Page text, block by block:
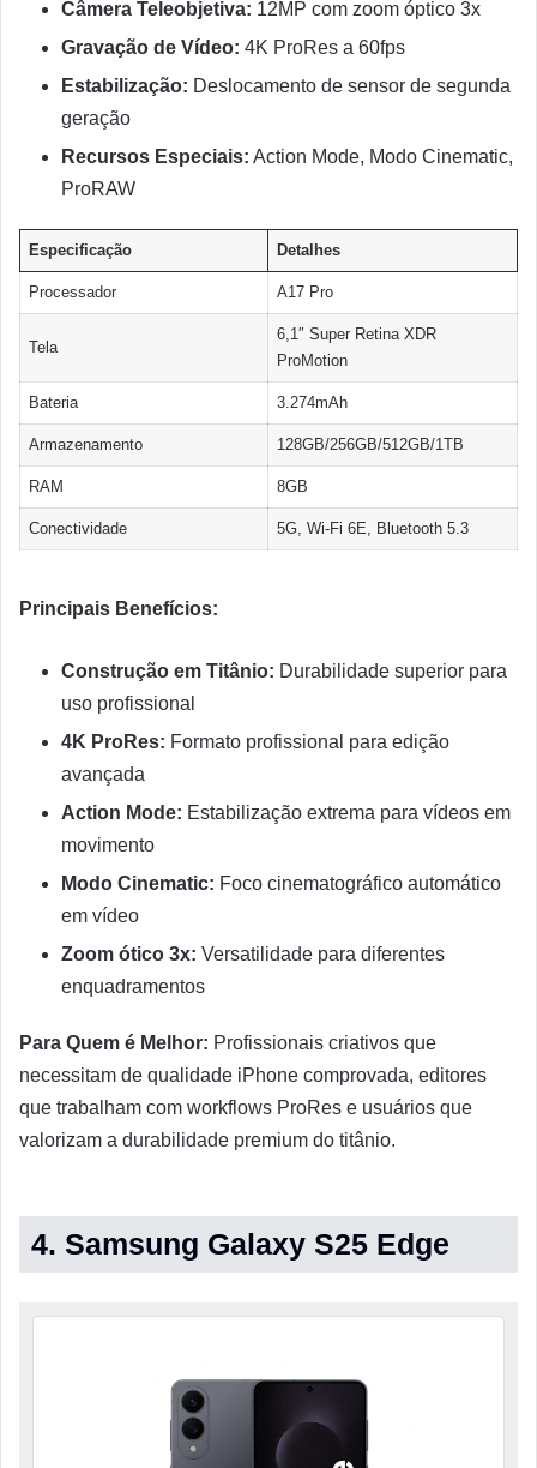
Câmera Teleobjetiva: 12MP com zoom óptico 3x
Gravação de Vídeo: 4K ProRes a 60fps
Estabilização: Deslocamento de sensor de segunda
geração
Recursos Especiais: Action Mode, Modo Cinematic,
ProRAW
Especificação Detalhes
Processador A17 Pro
Tela
6,1″ Super Retina XDR
ProMotion
Bateria 3.274mAh
Armazenamento 128GB/256GB/512GB/1TB
RAM 8GB
Conectividade 5G, Wi-Fi 6E, Bluetooth 5.3
Principais Benefícios:
Construção em Titânio: Durabilidade superior para
uso profissional
4K ProRes: Formato profissional para edição
avançada
Action Mode: Estabilização extrema para vídeos em
movimento
Modo Cinematic: Foco cinematográfico automático
em vídeo
Zoom ótico 3x: Versatilidade para diferentes
enquadramentos
Para Quem é Melhor: Profissionais criativos que
necessitam de qualidade iPhone comprovada, editores
que trabalham com workflows ProRes e usuários que
valorizam a durabilidade premium do titânio.
4. Samsung Galaxy S25 Edge